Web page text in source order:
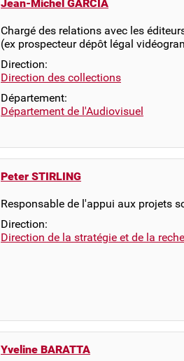
Jean-Michel GARCIA
Chargé des relations avec les
(ex prospecteur dépôt légal
Direction:
Direction des collections
Département:
Département de l'Audiovisuel
Peter STIRLING
Responsable de l'appui aux projets
Direction:
Direction de la stratégie et de la
Yveline BARATTA